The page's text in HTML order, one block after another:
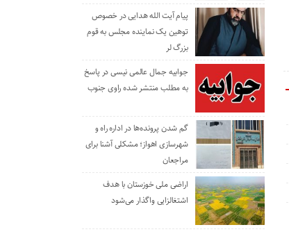
پیام آیت الله هدایی در خصوص
توهین یک نماینده مجلس به قوم
بزرگ لر
جوابیه جمال عالمی نیسی در پاسخ
به مطلب منتشر شده راوی جنوب
گم شدن پرونده‌ها در اداره راه و
شهرسازی اهواز؛ مشکلی آشنا برای
مراجعان
اراضی ملی خوزستان با هدف
اشتغالزایی واگذار می‌شود